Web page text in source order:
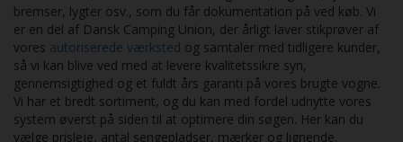
bremser, lygter osv., som du får dokumentation på ved køb. Vi
er en del af Dansk Camping Union, der årligt laver stikprøver af
vores autoriserede værksted og samtaler med tidligere kunder,
så vi kan blive ved med at levere kvalitetssikre syn,
gennemsigtighed og et fuldt års garanti på vores brugte vogne.
Vi har et bredt sortiment, og du kan med fordel udnytte vores
system øverst på siden til at optimere din søgen. Her kan du
vælge prisleje, antal sengepladser, mærker og lignende.